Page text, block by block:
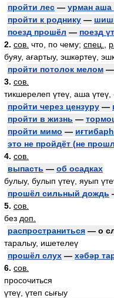
пройти лес — урман аша
пройти к роднику —
поезд прошёл — поезд
2. сов что по чему; спец
буяу, ағартыу, эшкәртеү
пройти потолок мелом —
3. сов
тикшерелеп үтеү аша үтеү
пройти через цензуру —
пройти в жизнь —
пройти мимо —
это не пройдёт (не
4. сов
выпасть — об осадках
булыу, булып үтеү яуып
прошёл сильный дождь
5. сов
без доп
распространиться — о
таралыу, ишетелеү
прошёл слух — хәбәр
6. сов
просочиться
үтеү үтеп сығыу